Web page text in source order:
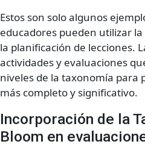
Estos son solo algunos
educadores pueden utilizar
la planificación de lecciones.
actividades y evaluaciones
niveles de la taxonomía para
más completo y significativo.
Incorporación de la
Bloom en